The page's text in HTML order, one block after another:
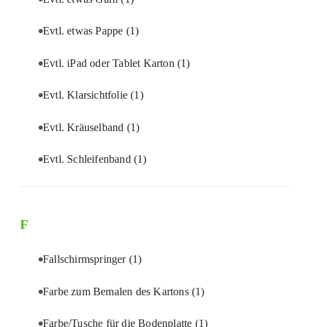
Evtl. etwas Pappe (1)
Evtl. iPad oder Tablet Karton (1)
Evtl. Klarsichtfolie(1)
Evtl. Kräuselband (1)
Evtl. Schleifenband (1)
F
Fallschirmspringer (1)
Farbe zum Bemalen des Kartons (1)
Farbe/Tusche für die Bodenplatte (1)